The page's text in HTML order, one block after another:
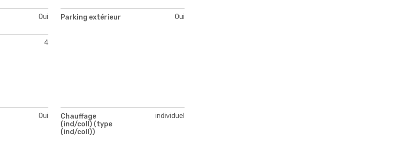
Oui Parking extérieur Oui
4
Oui
Chauffage
(ind/coll) (type
(ind/coll))
individuel